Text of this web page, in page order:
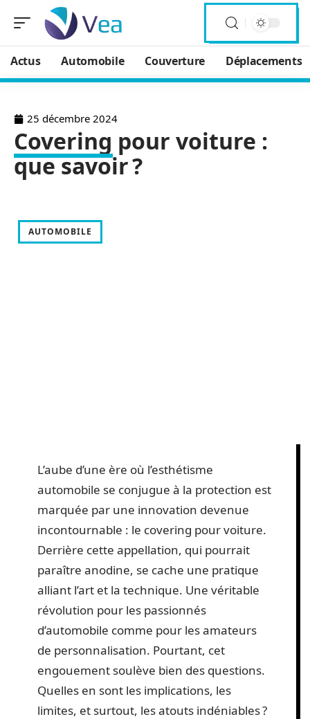
Actus Automobile Couverture Déplacements
25 décembre 2024
Covering pour voiture :
que savoir ?
AUTOMOBILE
L’aube d’une ère où l’esthétisme
automobile se conjugue à la protection est
marquée par une innovation devenue
incontournable : le covering pour voiture.
Derrière cette appellation, qui pourrait
paraître anodine, se cache une pratique
alliant l’art et la technique. Une véritable
révolution pour les passionnés
d’automobile comme pour les amateurs
de personnalisation. Pourtant, cet
engouement soulève bien des questions.
Quelles en sont les implications, les
limites, et surtout, les atouts indéniables ?